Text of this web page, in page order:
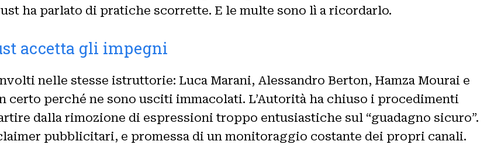
ha parlato di pratiche scorrette. E le multe sono lì a ricordarlo.
accetta gli impegni
nelle stesse istruttorie: Luca Marani, Alessandro Berton, Hamza Mourai e
certo perché ne sono usciti immacolati. L’Autorità ha chiuso i procedimenti
dalla rimozione di espressioni troppo entusiastiche sul “guadagno sicuro”.
pubblicitari, e promessa di un monitoraggio costante dei propri canali.